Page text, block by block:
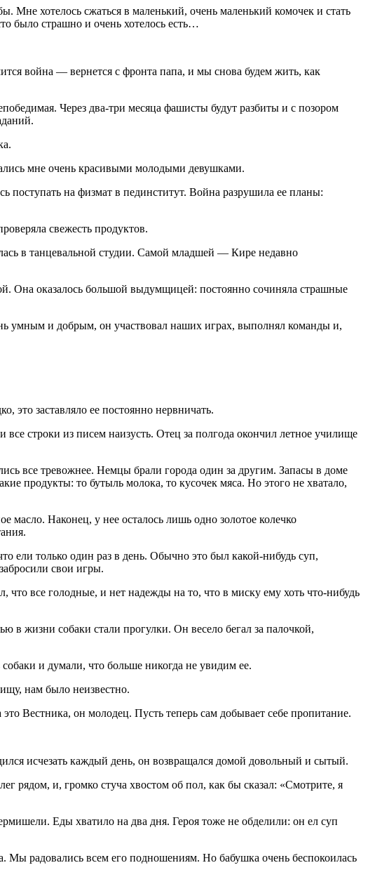
Мне хотелось сжаться в маленький, очень маленький комочек и стать
было страшно и очень хотелось есть…
война — вернется с фронта папа, и мы снова будем жить, как
Через два-три месяца фашисты будут разбиты и с позором
мне очень красивыми молодыми девушками.
на физмат в пединститут. Война разрушила ее планы:
свежесть продуктов.
в танцевальной студии. Самой младшей — Кире недавно
Она оказалось большой выдумщицей: постоянно сочиняла страшные
умным и добрым, он участвовал наших играх, выполнял команды и,
это заставляло ее постоянно нервничать.
строки из писем наизусть. Отец за полгода окончил летное училище
все тревожнее. Немцы брали города один за другим. Запасы в доме
продукты: то бутыль молока, то кусочек мяса. Но этого не хватало,
Наконец, у нее осталось лишь одно золотое колечко
ели только один раз в день. Обычно это был какой-нибудь суп,
свои игры.
что все голодные, и нет надежды на то, что в миску ему хоть что-нибудь
в жизни собаки стали прогулки. Он весело бегал за палочкой,
и думали, что больше никогда не увидим ее.
нам было неизвестно.
Вестника, он молодец. Пусть теперь сам добывает себе пропитание.
исчезать каждый день, он возвращался домой довольный и сытый.
рядом, и, громко стуча хвостом об пол, как бы сказал: «Смотрите, я
Еды хватило на два дня. Героя тоже не обделили: он ел суп
Мы радовались всем его подношениям. Но бабушка очень беспокоилась